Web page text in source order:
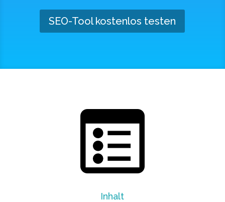
SEO-Tool kostenlos testen
Inhalt